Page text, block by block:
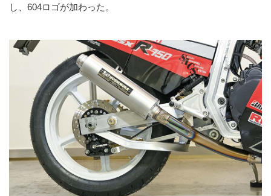
し、604ロゴが加わった。